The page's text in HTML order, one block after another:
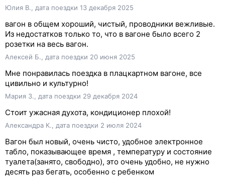
Юлия В., дата поездки 13 декабря 2025
вагон в общем хороший, чистый, проводники вежливые.
Из недостатков только то, что в вагоне было всего 2
розетки на весь вагон.
Алексей Б., дата поездки 20 июня 2025
Мне понравилась поездка в плацкартном вагоне, все
цивильно и культурно!
Мария З., дата поездки 29 декабря 2024
Стоит ужасная духота, кондиционер плохой!
Александра К., дата поездки 2 июля 2024
Вагон был новый, очень чисто, удобное электронное
табло, показывающее время , температуру и состояние
туалета(занято, свободно), это очень удобно, не нужно
десять раз бегать, особенно с ребенком